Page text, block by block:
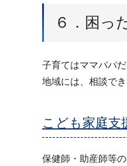
６．困っ
子育てはママパパ
地域には、相談で
こども家庭支
保健師・助産師等